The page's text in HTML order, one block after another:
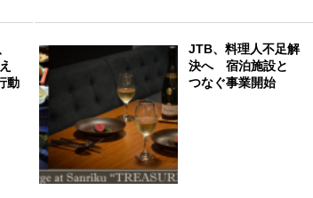
動
JTB、料理人不足解
決へ 宿泊施設と
つなぐ事業開始